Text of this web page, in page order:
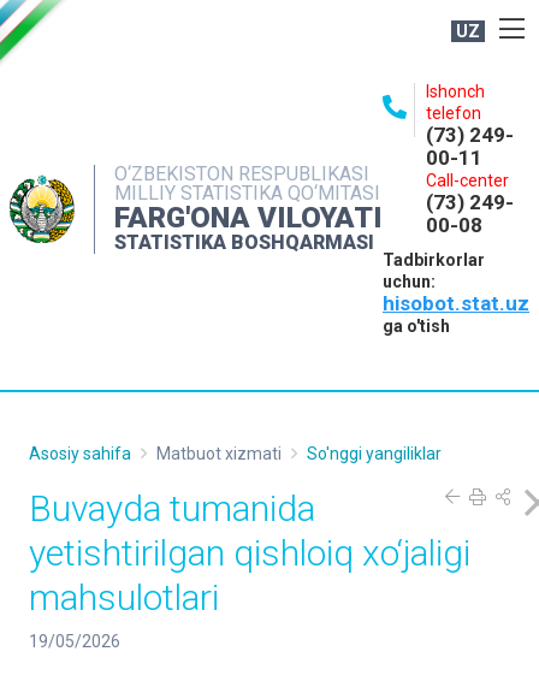
UZ
O‘ZBEKISTON RESPUBLIKASI
MILLIY STATISTIKA QO‘MITASI
FARG'ONA VILOYATI
STATISTIKA BOSHQARMASI
Ishonch
telefon
(73) 249-
00-11
Call-center
(73) 249-
00-08
Tadbirkorlar
uchun:
hisobot.stat.uz
ga o'tish
NASHRLAR
INTERAKTIV XIZMATLAR
MATBUOT XIZMATI
Asosiy sahifa Matbuot xizmati So'nggi yangiliklar
Buvayda tumanida
yetishtirilgan qishloiq xo‘jaligi
mahsulotlari
19/05/2026